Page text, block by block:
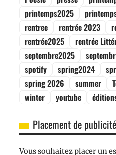
printemps2025
rentree
rentrée 2023
rentrée2025
rentrée
septembre2025
spotify
spring2024
spring 2026
summer
winter
youtube
Placement de publicité
Vous souhaitez placer un